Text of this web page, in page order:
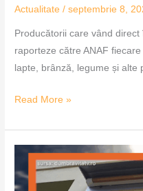
Actualitate /septembrie 8,
Producătorii care vând
raporteze către ANAF
lapte, brânză, legume și alte
Read More »
Amenzi
pentru
muncă